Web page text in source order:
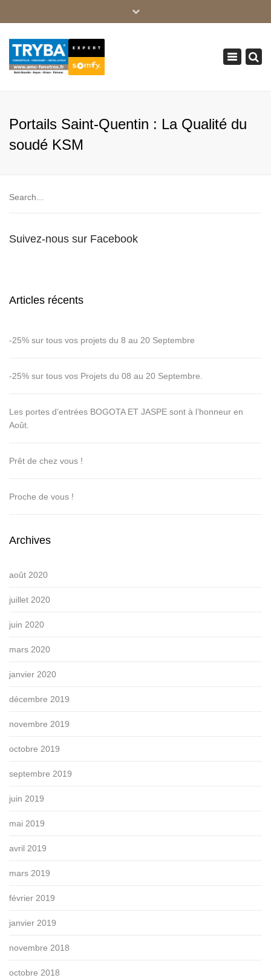
serviceclient@amc-fenetres.fr
Toggle
Portails Saint-Quentin : La Qualité du
soudé KSM
Suivez-nous sur Facebook
Articles récents
-25% sur tous vos projets du 8 au 20 Septembre
-25% sur tous vos Projets du 08 au 20 Septembre.
Les portes d’entrées BOGOTA ET JASPE sont à l’honneur en
Août.
Prêt de chez vous !
Proche de vous !
Archives
août 2020
juillet 2020
juin 2020
mars 2020
janvier 2020
décembre 2019
novembre 2019
octobre 2019
septembre 2019
juin 2019
mai 2019
avril 2019
mars 2019
février 2019
janvier 2019
novembre 2018
octobre 2018